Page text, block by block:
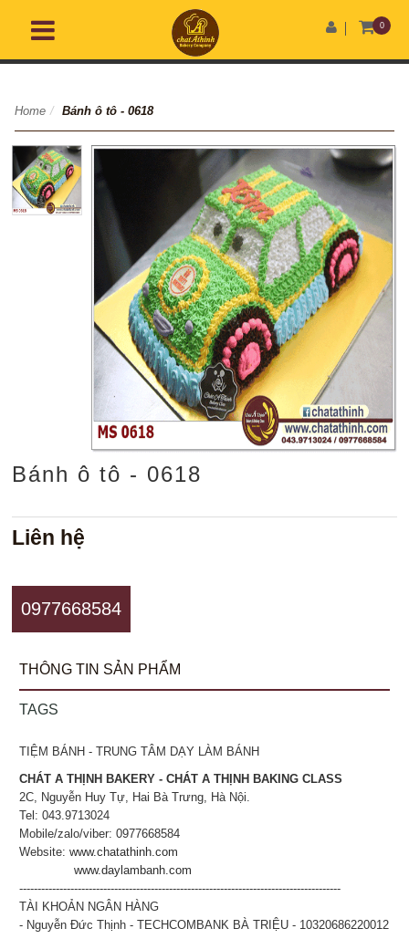
0
Home / Bánh ô tô - 0618
Bánh ô tô - 0618
Liên hệ
0977668584
THÔNG TIN SẢN PHẨM
TAGS
TIỆM BÁNH - TRUNG TÂM DẠY LÀM BÁNH
CHÁT A THỊNH BAKERY - CHÁT A THỊNH BAKING CLASS
2C, Nguyễn Huy Tự, Hai Bà Trưng, Hà Nội.
Tel: 043.9713024
Mobile/zalo/viber: 0977668584
Website:www.chatathinh.com
www.daylambanh.com
----------------------------------------------------------------------------------------
TÀI KHOẢN NGÂN HÀNG
- Nguyễn Đức Thịnh - TECHCOMBANK BÀ TRIỆU - 10320686220012